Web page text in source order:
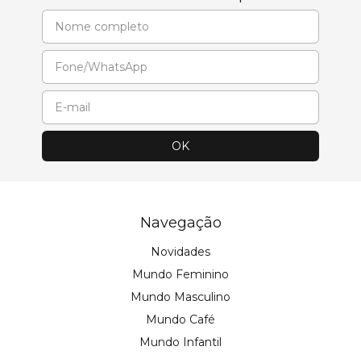
Navegação
Novidades
Mundo Feminino
Mundo Masculino
Mundo Café
Mundo Infantil